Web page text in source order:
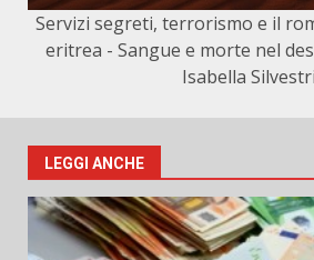
Servizi segreti, terrorismo e il
eritrea - Sangue e morte nel
Isabella Silvestri
LEGGI ANCHE